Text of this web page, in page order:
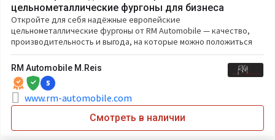
цельнометаллические фургоны для бизнеса
Откройте для себя надёжные европейские
цельнометаллические фургоны от RM Automobile — качество,
производительность и выгода, на которые можно положиться
RM Automobile M.Reis
5
www.rm-automobile.com
Смотреть в наличии